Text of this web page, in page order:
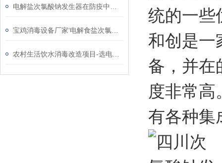
统的一些
和创是一
备，并在
度非常
有各种集